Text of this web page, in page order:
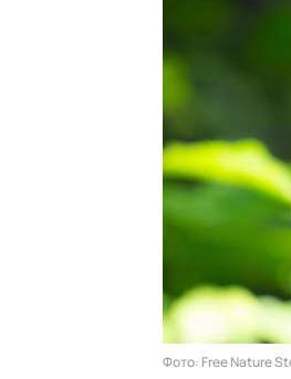
Фото: Free Nature